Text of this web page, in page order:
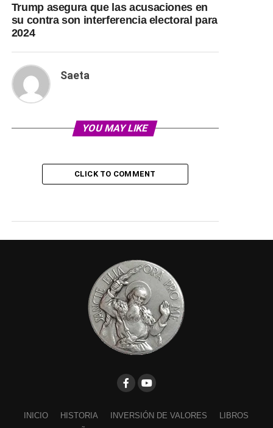
Trump asegura que las acusaciones en
su contra son interferencia electoral para
2024
Saeta
YOU MAY LIKE
CLICK TO COMMENT
INICIO HISTORIA INVERSIÓN DE VALORES
LIBROS